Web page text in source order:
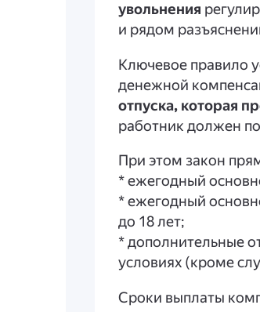
увольнения
и рядом
Ключевое правило
денежной
отпуска, которая
работник должен
При этом закон
* ежегодный
* ежегодный
до 18 лет;
* дополнительные
условиях (кроме
Сроки выплаты